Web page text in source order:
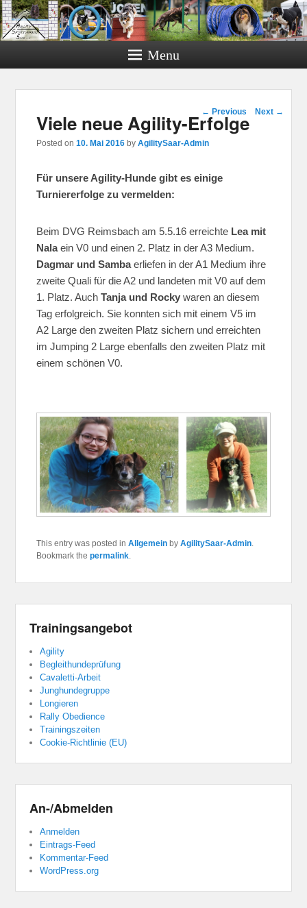
Menu
Post navigation
← Previous Next →
Viele neue Agility-Erfolge
Posted on10. Mai 2016 byAgilitySaar-Admin
Für unsere Agility-Hunde gibt es einige
Turniererfolge zu vermelden:
Beim DVG Reimsbach am 5.5.16 erreichte Lea mit
Nalaein V0 und einen 2. Platz in der A3 Medium.
Dagmar und Sambaerliefen in der A1 Medium ihre
zweite Quali für die A2 und landeten mit V0 auf dem
1. Platz. AuchTanja und Rocky waren an diesem
Tag erfolgreich. Sie konnten sich mit einem V5 im
A2 Large den zweiten Platz sichern und erreichten
im Jumping 2 Large ebenfalls den zweiten Platz mit
einem schönen V0.
This entry was posted inAllgemein byAgilitySaar-Admin.
Bookmark thepermalink.
Trainingsangebot
Agility
Begleithundeprüfung
Cavaletti-Arbeit
Junghundegruppe
Longieren
Rally Obedience
Trainingszeiten
Cookie-Richtlinie (EU)
An-/Abmelden
Anmelden
Eintrags-Feed
Kommentar-Feed
WordPress.org